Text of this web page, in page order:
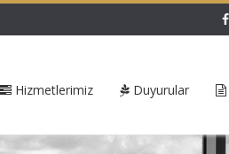
Hizmetlerimiz Duyurular